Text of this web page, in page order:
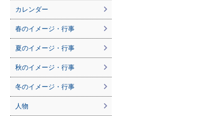
カレンダー
春のイメージ・行事
夏のイメージ・行事
秋のイメージ・行事
冬のイメージ・行事
人物